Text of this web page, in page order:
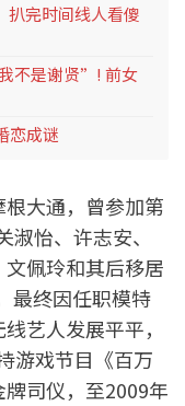
扒完时间线人看傻
不是谢贤”! 前女
恋成谜
大通，曾参加第
怡、许志安、
佩玲和其后移居
最终因任职模特
艺人发展平平，
游戏节目《百万
司仪，至2009年